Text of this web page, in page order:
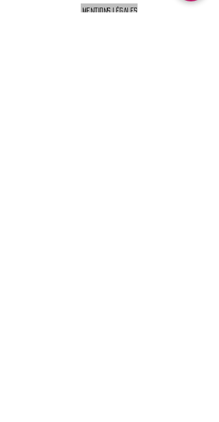
Mentions légales